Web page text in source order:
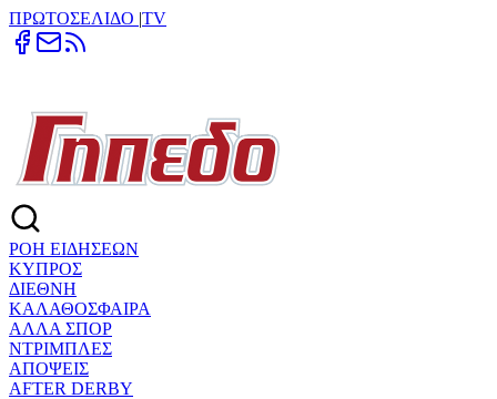
ΠΡΩΤΟΣΕΛΙΔΟ |TV
ΡΟΗ ΕΙΔΗΣΕΩΝ
ΚΥΠΡΟΣ
ΔΙΕΘΝΗ
ΚΑΛΑΘΟΣΦΑΙΡΑ
ΑΛΛΑ ΣΠΟΡ
ΝΤΡΙΜΠΛΕΣ
ΑΠΟΨΕΙΣ
AFTER DERBY